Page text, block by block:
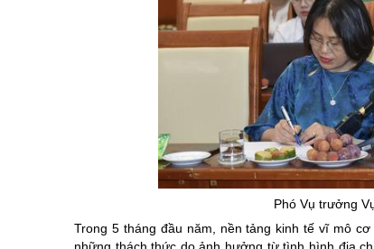
Phó Vụ trưởng
Trong 5 tháng đầu năm, nền tảng kinh tế vĩ mô